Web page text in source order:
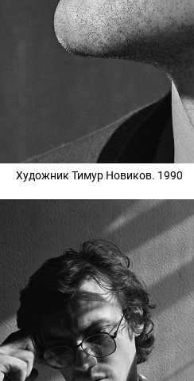
Художник Тимур Новиков. 1990